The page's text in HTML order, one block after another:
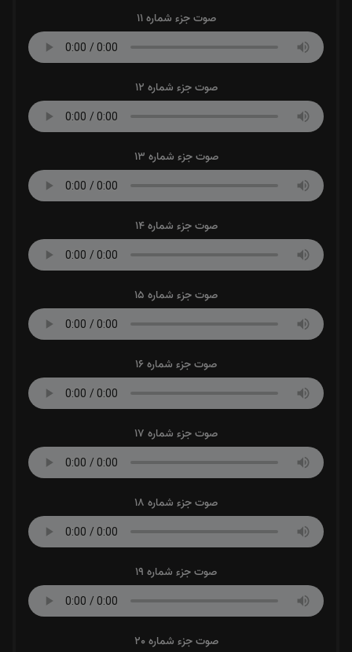
صوت جزء شماره 11
صوت جزء شماره 12
صوت جزء شماره 13
صوت جزء شماره 14
صوت جزء شماره 15
صوت جزء شماره 16
صوت جزء شماره 17
صوت جزء شماره 18
صوت جزء شماره 19
صوت جزء شماره 20